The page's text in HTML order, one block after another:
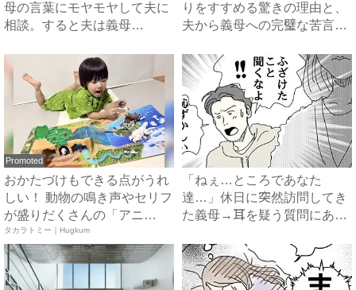
母の言葉にモヤモヤして夫に
相談。すると夫は義母
りをすすめる驚きの理由と、
夫から義母への完璧な苦言
Promoted
おかたづけもできる点がうれ
しい！ 動物の鳴き声やセリフ
が盛りだくさんの「アニ
ア ...
タカラトミー｜Hugkum
「ねぇ…ところであなた
達…」休日に突然訪問してき
た義母→耳を疑う質問にあ